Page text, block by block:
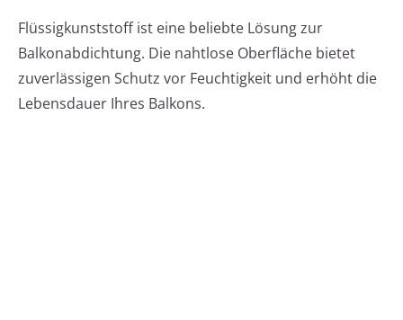
Flüssigkunststoff ist eine beliebte Lösung zur
Balkonabdichtung. Die nahtlose Oberfläche bietet
zuverlässigen Schutz vor Feuchtigkeit und erhöht die
Lebensdauer Ihres Balkons.